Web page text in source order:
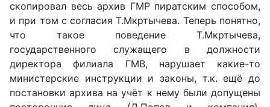
скопировал весь архив ГМР пиратским способом,
и при том с согласия Т.Мкртычева. Теперь понятно,
что такое поведение Т.Мкртычева,
государственного служащего в должности
директора филиала ГМВ, нарушает какие-то
министерские инструкции и законы, т.к. ещё до
постановки архива на учёт к нему были допущены